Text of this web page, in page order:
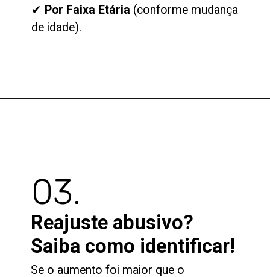
✔ Por Faixa Etária (conforme mudança
de idade).
Reajuste abusivo?
Saiba como identificar!
03.
Se o aumento foi maior que o